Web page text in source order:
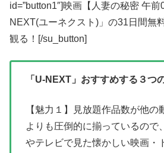
id=”button1″]映画【人妻の秘密 午
NEXT(ユーネクスト)」の31日間無
観る！[/su_button]
「U-NEXT」おすすめする３つ
【魅力１】見放題作品数が他の
よりも圧倒的に揃っているので
やテレビで見た懐かしい映画・